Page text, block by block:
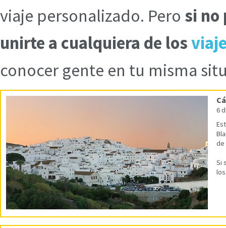
viaje personalizado. Pero si no
unirte a cualquiera de los
conocer gente en tu misma
6
de
Si